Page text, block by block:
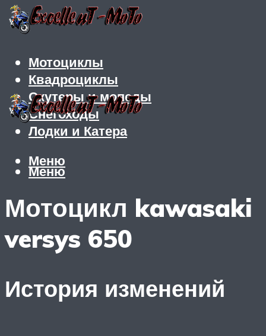
Мотоциклы
Квадроциклы
Скутеры и мопеды
Снегоходы
Лодки и Катера
Меню
Меню
Мотоцикл kawasaki
versys 650
История изменений